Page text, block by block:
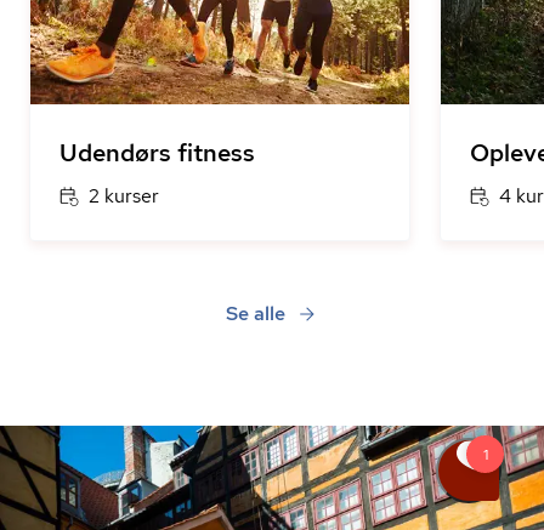
Udendørs fitness
2 kurser 4
Se alle